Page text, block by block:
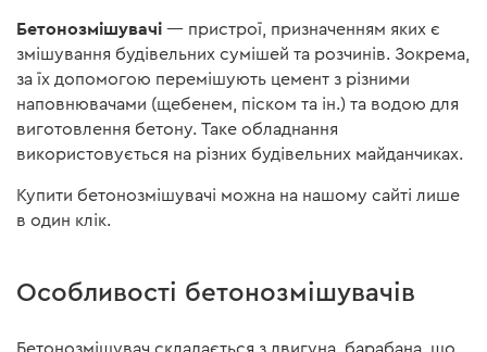
Бетонозмішувачі — пристрої, призначенням яких є
змішування будівельних сумішей та розчинів. Зокрема,
за їх допомогою перемішують цемент з різними
наповнювачами (щебенем, піском та ін.) та водою для
виготовлення бетону. Таке обладнання
використовується на різних будівельних майданчиках.
Купити бетонозмішувачі можна на нашому сайті лише
в один клік.
Особливості бетонозмішувачів